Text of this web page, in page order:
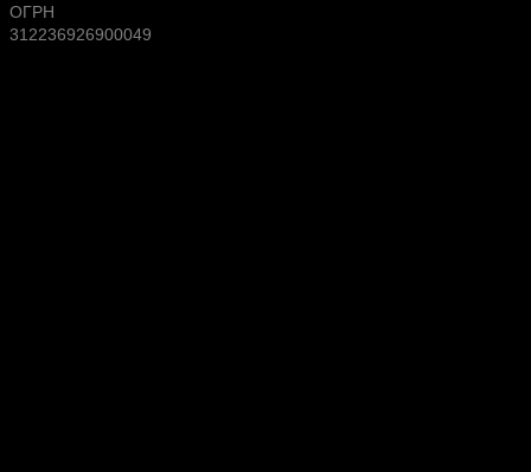
ОГРН
312236926900049